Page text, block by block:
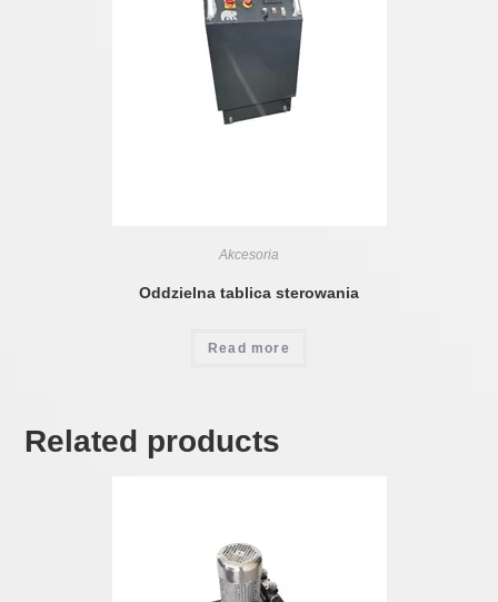
Akcesoria
Oddzielna tablica sterowania
Read more
Related products